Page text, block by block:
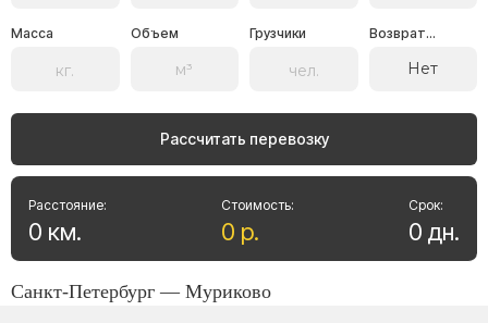
Масса Объем Грузчики Возврат...
Нет
Рассчитать перевозку
Стоимость:
0 р.
Расстояние:
0 км.
Срок:
0 дн.
Санкт-Петербург — Муриково